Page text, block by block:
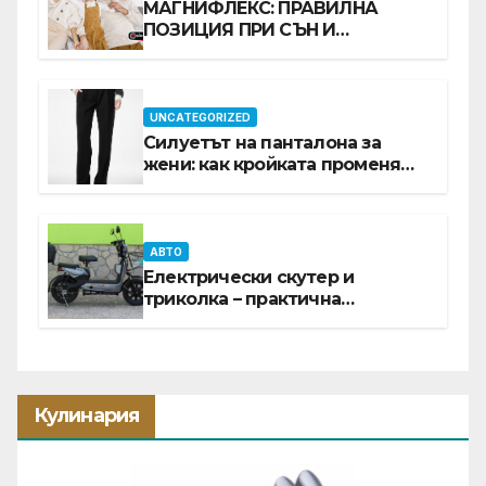
МАГНИФЛЕКС: ПРАВИЛНА
ПОЗИЦИЯ ПРИ СЪН И
UNCATEGORIZED
Силуетът на панталона за
жени: как кройката променя
АВТО
Електрически скутер и
триколка – практична
Кулинария